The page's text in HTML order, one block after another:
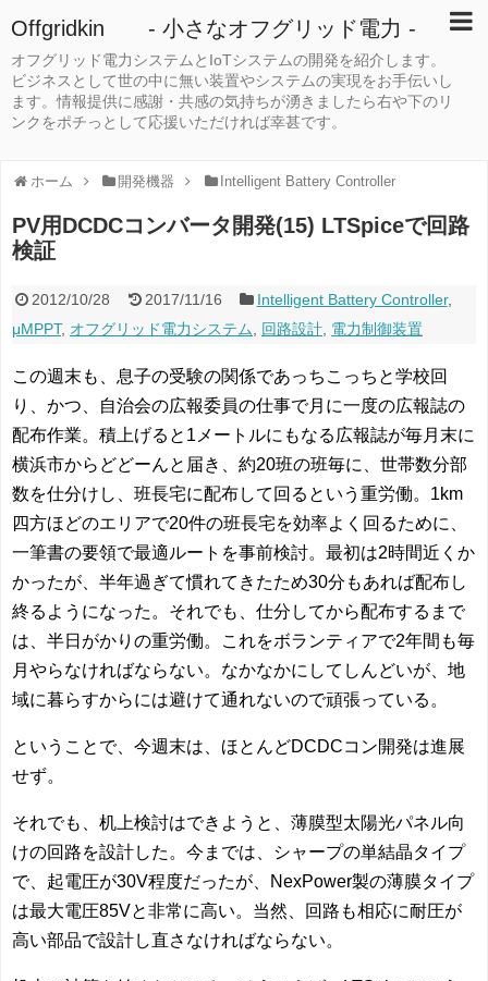
Offgridkin - 小さなオフグリッド電力 -
オフグリッド電力システムとIoTシステムの開発を紹介します。
ビジネスとして世の中に無い装置やシステムの実現をお手伝いし
ます。情報提供に感謝・共感の気持ちが湧きましたら右や下のリ
ンクをポチっとして応援いただければ幸甚です。
ホーム 開発機器 Intelligent Battery Controller
PV用DCDCコンバータ開発(15) LTSpiceで回路
検証
2012/10/28 2017/11/16 Intelligent Battery Controller,
μMPPT, オフグリッド電力システム 回路設計 電力制御装置
この週末も、息子の受験の関係であっちこっちと学校回
り、かつ、自治会の広報委員の仕事で月に一度の広報誌の
配布作業。積上げると1メートルにもなる広報誌が毎月末に
横浜市からどどーんと届き、約20班の班毎に、世帯数分部
数を仕分けし、班長宅に配布して回るという重労働。1km
四方ほどのエリアで20件の班長宅を効率よく回るために、
一筆書の要領で最適ルートを事前検討。最初は2時間近くか
かったが、半年過ぎて慣れてきたため30分もあれば配布し
終るようになった。それでも、仕分してから配布するまで
は、半日がかりの重労働。これをボランティアで2年間も毎
月やらなければならない。なかなかにしてしんどいが、地
域に暮らすからには避けて通れないので頑張っている。
ということで、今週末は、ほとんどDCDCコン開発は進展
せず。
それでも、机上検討はできようと、薄膜型太陽光パネル向
けの回路を設計した。今までは、シャープの単結晶タイプ
で、起電圧が30V程度だったが、NexPower製の薄膜タイプ
は最大電圧85Vと非常に高い。当然、回路も相応に耐圧が
高い部品で設計し直さなければならない。